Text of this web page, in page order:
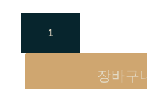
장바구